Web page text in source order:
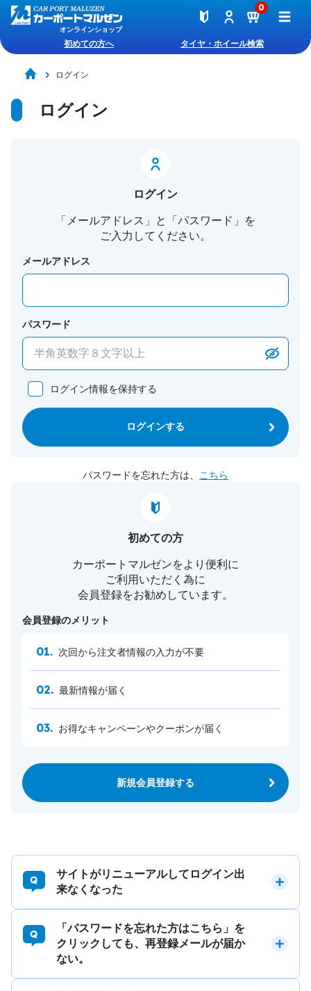
オンラインショップ
0
初めての方へ タイヤ・ホイール検索
ログイン
ログイン
ログイン
「メールアドレス」と「パスワード」を
ご入力してください。
メールアドレス
パスワード
ログイン情報を保持する
ログインする
パスワードを忘れた方は、 こちら
初めての方
カーポートマルゼンをより便利に
ご利用いただく為に
会員登録をお勧めしています。
会員登録のメリット
次回から注文者情報の入力が不要
最新情報が届く
お得なキャンペーンやクーポンが届く
新規会員登録する
サイトがリニューアルしてログイン出
来なくなった
「パスワードを忘れた方はこちら」を
クリックしても、再登録メールが届か
ない。